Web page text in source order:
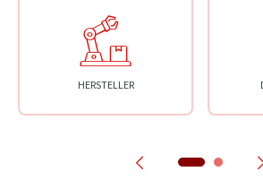
HERSTELLER